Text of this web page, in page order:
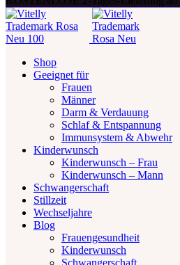
Shop
Geeignet für
Frauen
Männer
Darm & Verdauung
Schlaf & Entspannung
Immunsystem & Abwehr
Kinderwunsch
Kinderwunsch – Frau
Kinderwunsch – Mann
Schwangerschaft
Stillzeit
Wechseljahre
Blog
Frauengesundheit
Kinderwunsch
Schwangerschaft